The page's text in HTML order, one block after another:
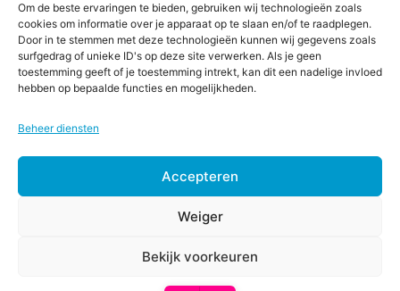
Om de beste ervaringen te bieden, gebruiken wij technologieën zoals
cookies om informatie over je apparaat op te slaan en/of te raadplegen.
Door in te stemmen met deze technologieën kunnen wij gegevens zoals
surfgedrag of unieke ID's op deze site verwerken. Als je geen
toestemming geeft of je toestemming intrekt, kan dit een nadelige invloed
hebben op bepaalde functies en mogelijkheden.
Beheer diensten
Accepteren
Weiger
Bekijk voorkeuren
Support
Retourneren
Privacybeleid
Betaalmethodes